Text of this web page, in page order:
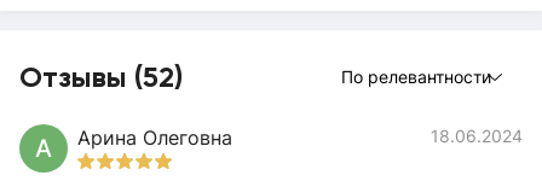
Отзывы (52) По релевантности
А Арина Олеговна 18.06.2024